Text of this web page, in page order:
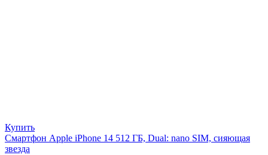
Купить
Смартфон Apple iPhone 14 512 ГБ, Dual: nano SIM, сияющая
звезда